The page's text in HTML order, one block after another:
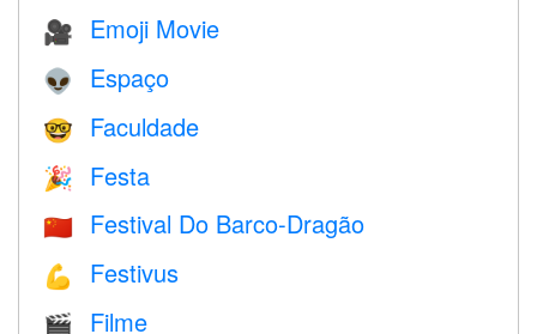
🎥 Emoji Movie
👽 Espaço
🤓 Faculdade
🎉 Festa
🇨🇳 Festival Do Barco-Dragão
💪 Festivus
🎬 Filme